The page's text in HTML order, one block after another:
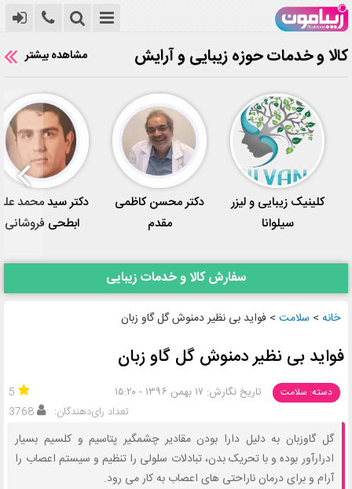
کالا و خدمات حوزه زیبایی و آرایش مشاهده بیشتر
کلینیک زیبایی و لیزر
سیلوانا
دکتر محسن کاظمی
مقدم
دکتر سید محمد
ابطحی فروشانی
سفارش کالا و خدمات زیبایی
خانه > سلامت > فواید بی نظیر دمنوش گل گاو زبان
فواید بی نظیر دمنوش گل گاو زبان
دسته: سلامت تاریخ نگارش: ۱۷ بهمن ۱۳۹۶ - ۱۵:۲۰
5
تعداد رای‌دهندگان:
3768
گل گاوزبان به دلیل دارا بودن مقادیر چشمگیر پتاسیم و کلسیم بسیار
ادرارآور بوده و با تحریک بدن، تبادلات سلولی را تنظیم و سیستم اعصاب را
آرام و برای درمان ناراحتی های اعصاب به کار می رود.